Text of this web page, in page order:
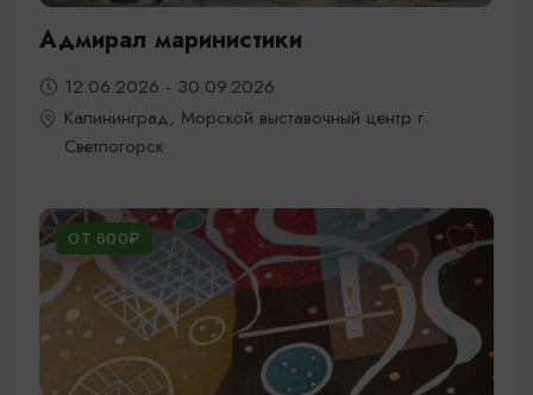
Адмирал маринистики
12.06.2026 - 30.09.2026
Калининград, Морской выставочный центр г.
Светлогорск
ОТ 600₽